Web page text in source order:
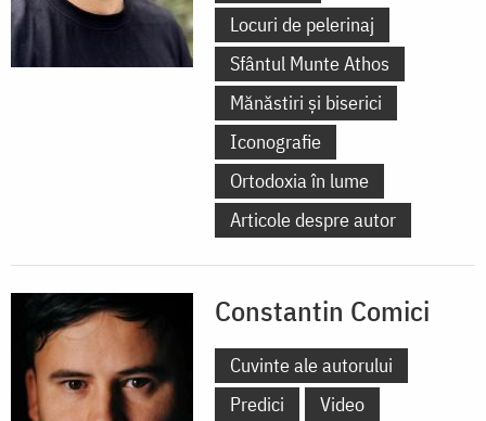
Locuri de pelerinaj
Sfântul Munte Athos
Mănăstiri și biserici
Iconografie
Ortodoxia în lume
Articole despre autor
Constantin Comici
Cuvinte ale autorului
Predici
Video